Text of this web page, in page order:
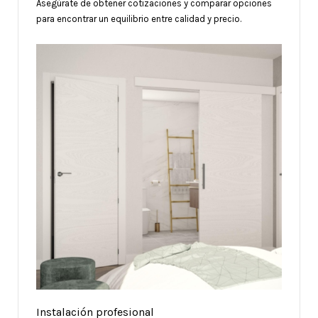
Asegúrate de obtener cotizaciones y comparar opciones
para encontrar un equilibrio entre calidad y precio.
Instalación profesional